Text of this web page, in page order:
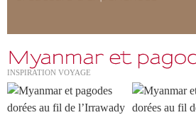
INSPIRATION VOYAGE